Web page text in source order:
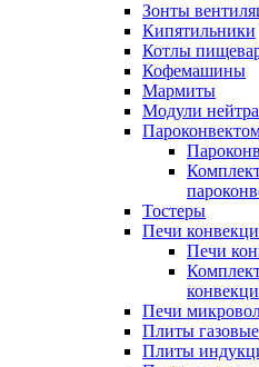
Зонты
Кипятильники
Котлы
Кофемашины
Мармиты
Модули
Тостеры
Печи
Печи
Печи
Плиты газовые
Плиты